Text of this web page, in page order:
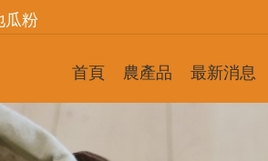
粉
首頁 農產品 最新消息